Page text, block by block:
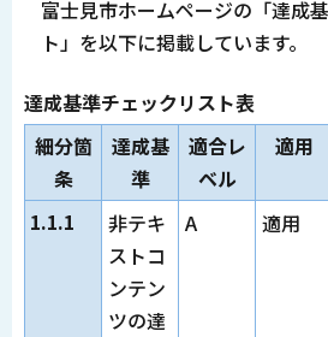
富士見市ホームページの「達成
ト」を以下に掲載しています。
達成基準チェックリスト表
細分箇
条
達成基
準
適合レ
ベル
適用
1.1.1
非テキ
ストコ
ンテン
ツの達
A 適用